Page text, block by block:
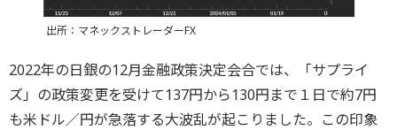
出所：マネックストレーダーFX
2022年の日銀の12月金融政策決定会合では、「サプライ
ズ」の政策変更を受けて137円から130円まで１日で約7円
も米ドル／円が急落する大波乱が起こりました。この印象